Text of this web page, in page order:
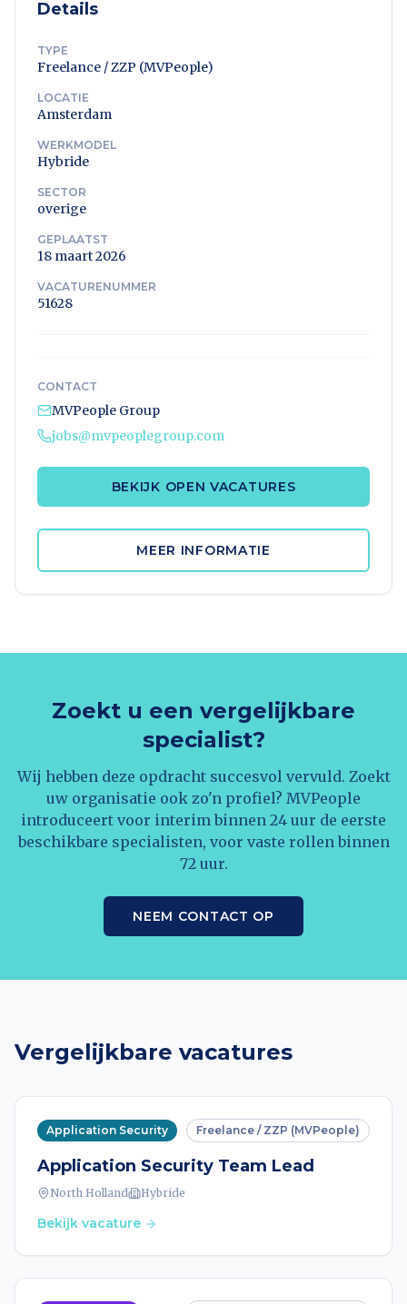
Details
TYPE
Freelance / ZZP (MVPeople)
LOCATIE
Amsterdam
WERKMODEL
Hybride
SECTOR
overige
GEPLAATST
18 maart 2026
VACATURENUMMER
51628
CONTACT
MVPeople Group
jobs@mvpeoplegroup.com
BEKIJK OPEN VACATURES
MEER INFORMATIE
Zoekt u een vergelijkbare
specialist?
Wij hebben deze opdracht succesvol vervuld. Zoekt
uw organisatie ook zo'n profiel? MVPeople
introduceert voor interim binnen 24 uur de eerste
beschikbare specialisten, voor vaste rollen binnen
72 uur.
NEEM CONTACT OP
Vergelijkbare vacatures
Application Security Freelance / ZZP (MVPeople)
Application Security Team Lead
North Holland Hybride
Bekijk vacature